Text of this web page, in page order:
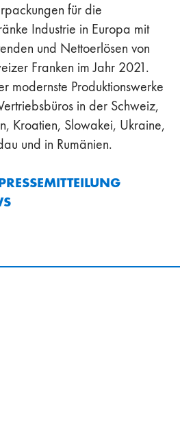
für die
Industrie in Europa mit
und Nettoerlösen von
Franken im Jahr 2021.
modernste Produktionswerke
in der Schweiz,
Kroatien, Slowakei, Ukraine,
und in Rumänien.